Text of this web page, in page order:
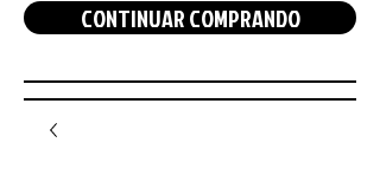
CONTINUAR COMPRANDO